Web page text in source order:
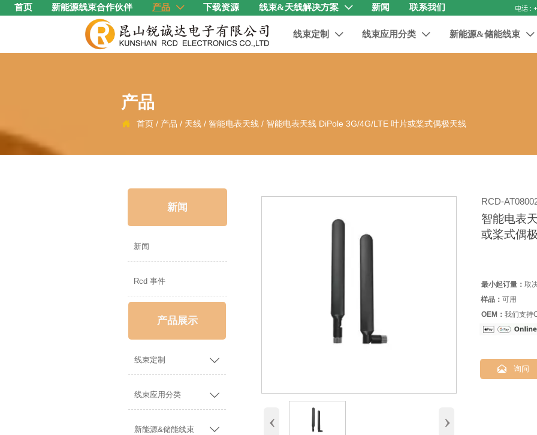
首页 新能源线束合作伙伴 产品  下载资源 线束&天线解决方案  新闻 联系我们
线束定制  线束应用分类  新能源&储能线束 
产品
 首页 / 产品 / 天线 / 智能电表天线 / 智能电表天线 DiPole 3G/4G/LTE 叶片或桨式偶极天线
新闻
新闻
Rcd 事件
产品展示
线束定制 
线束应用分类 
新能源&储能线束  ‹ ›
RCD-
智能电表
或桨式偶
最小起订量： 取
样品：可用
OEM： 我们支持
 询问